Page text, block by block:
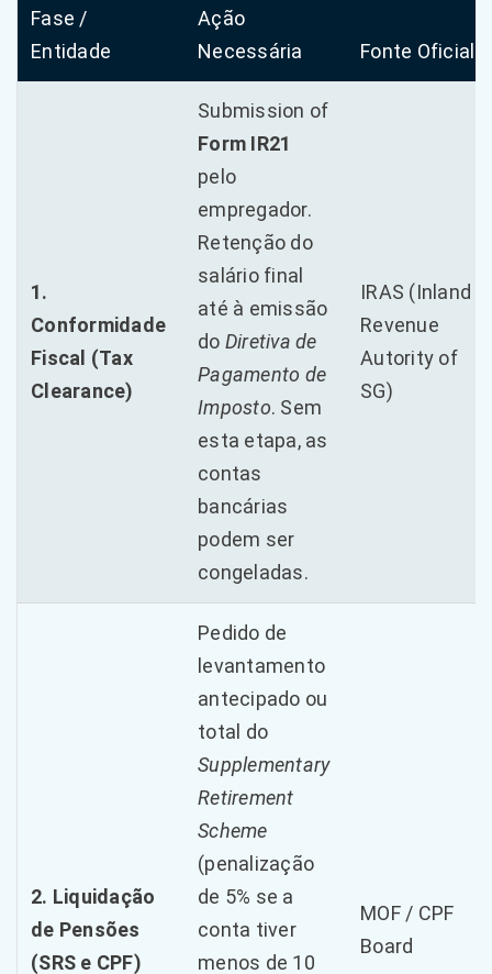
Fase /
Entidade
Ação
Necessária
Fonte Oficial
1.
Conformidade
Fiscal (Tax
Clearance)
Submission of
Form IR21
pelo
empregador.
Retenção do
salário final
até à emissão
do Diretiva de
Pagamento de
Imposto. Sem
esta etapa, as
contas
bancárias
podem ser
congeladas.
IRAS (Inland
Revenue
Autority of
SG)
2. Liquidação
de Pensões
(SRS e CPF)
Pedido de
levantamento
antecipado ou
total do
Supplementary
Retirement
Scheme
(penalização
de 5% se a
conta tiver
menos de 10
MOF / CPF
Board